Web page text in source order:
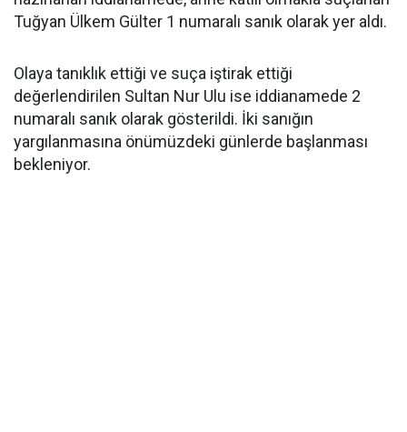
Tuğyan Ülkem Gülter 1 numaralı sanık olarak yer aldı.
Olaya tanıklık ettiği ve suça iştirak ettiği
değerlendirilen Sultan Nur Ulu ise iddianamede 2
numaralı sanık olarak gösterildi. İki sanığın
yargılanmasına önümüzdeki günlerde başlanması
bekleniyor.